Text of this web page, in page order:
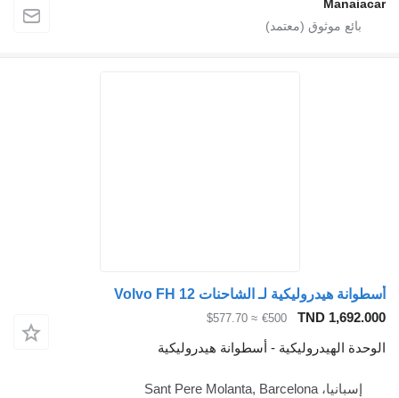
Manaiacar
أسطوانة هيدروليكية لـ الشاحنات Volvo FH 12
TND 1,692.000
€500
≈ $577.70
الوحدة الهيدروليكية - أسطوانة هيدروليكية
إسبانيا، Sant Pere Molanta, Barcelona